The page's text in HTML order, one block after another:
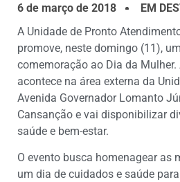
6 de março de 2018
EM
A Unidade de Pronto
promove, neste domingo (11),
comemoração ao Dia da Mulher.
acontece na área externa da
Avenida Governador Lomanto
Cansanção e vai disponibilizar
saúde e bem-estar.
O evento busca homenagear as
um dia de cuidados e saúde